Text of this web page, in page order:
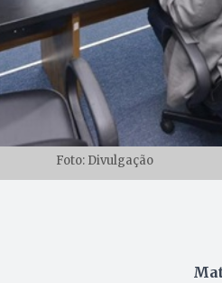
Foto: Divulgação